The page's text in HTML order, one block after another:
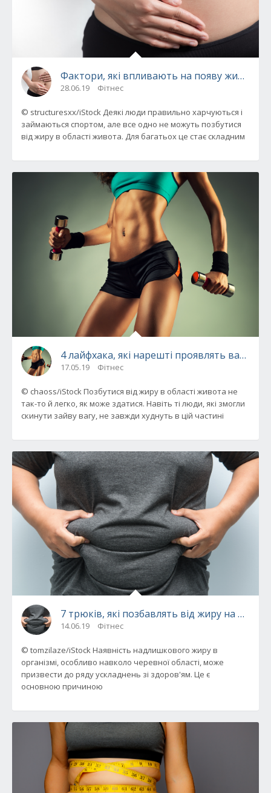
Фактори, які впливають на появу жиру на
28.06.19 Фітнес
© structuresxx/iStock Деякі люди правильно харчуються і
займаються спортом, але все одно не можуть позбутися
від жиру в області живота. Для багатьох це стає складним
4 лайфхака, які нарешті проявлять ваш
17.05.19 Фітнес
© chaoss/iStock Позбутися від жиру в області живота не
так-то й легко, як може здатися. Навіть ті люди, які змогли
скинути зайву вагу, не завжди худнуть в цій частині
7 трюків, які позбавлять від жиру на
14.06.19 Фітнес
© tomzilaze/iStock Наявність надлишкового жиру в
організмі, особливо навколо черевної області, може
призвести до ряду ускладнень зі здоров'ям. Це є
основною причиною